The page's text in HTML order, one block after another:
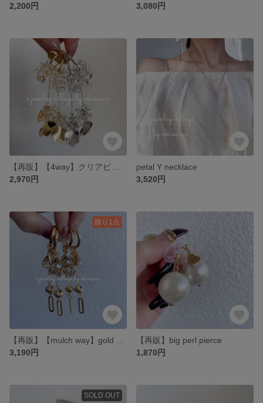
2,200円
3,080円
2,970円
petal Y necklace
3,520円
残り1点
3,190円
【再販】big perl pierce
1,870円
SOLD OUT